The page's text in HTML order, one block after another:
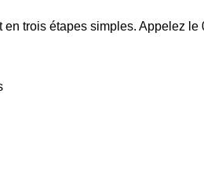
trois étapes simples. Appelez